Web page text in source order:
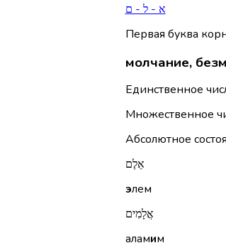
א - ל - ם
Первая буква
молчание,
Единственное
Множественное
Абсолютное
אֵלֶם
элем
אֲלָמִים
аламим